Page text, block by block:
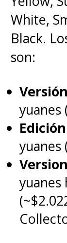
White,
Black.
son:
yuanes
yuanes
yuanes